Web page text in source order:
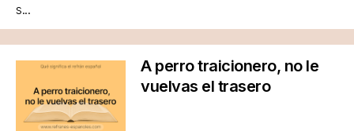
s...
A perro traicionero, no le
vuelvas el trasero